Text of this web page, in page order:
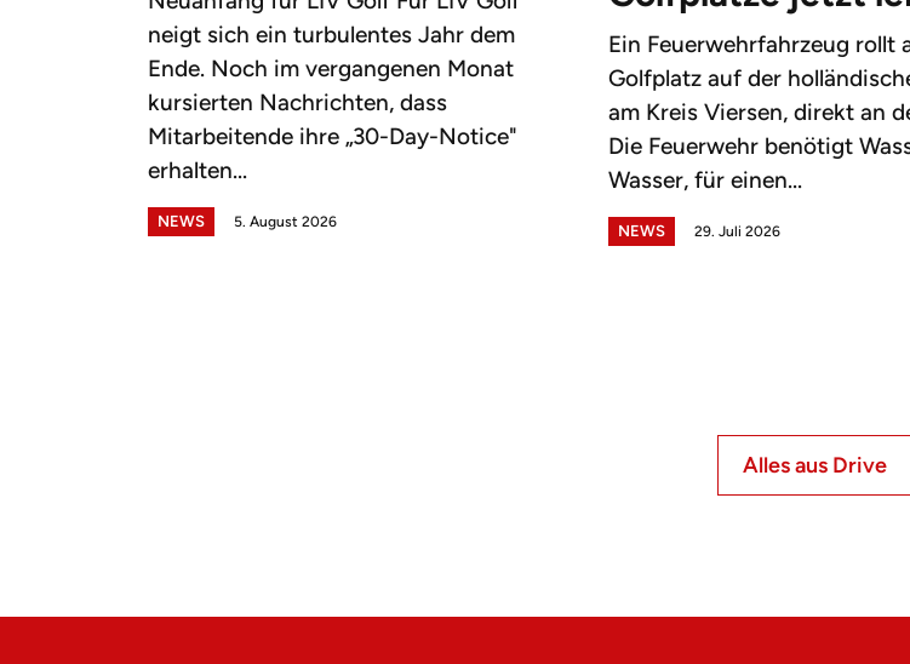
neigt sich ein turbulentes Jahr dem
Ende. Noch im vergangenen Monat
kursierten Nachrichten, dass
Mitarbeitende ihre „30-Day-Notice"
erhalten...
NEWS 5. August 2026
Ein Feuerwehrfahrzeug rollt
Golfplatz auf der
am Kreis Viersen, direkt an
Die Feuerwehr benötigt
Wasser, für einen...
NEWS 29. Juli 2026
Alles aus Drive